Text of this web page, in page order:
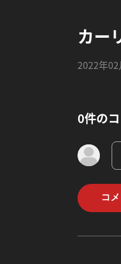
カー
2022年
0件の
コ